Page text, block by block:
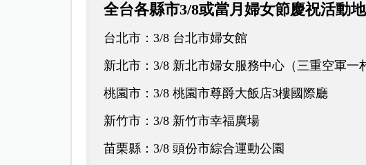
全台各縣市3/8或當月婦女節慶祝活動
台北市：3/8 台北市婦女館
新北市：3/8 新北市婦女服務中心（三重空軍一
桃園市：3/8 桃園市尊爵大飯店3樓國際廳
新竹市：3/8 新竹市幸福廣場
苗栗縣：3/8 頭份市綜合運動公園